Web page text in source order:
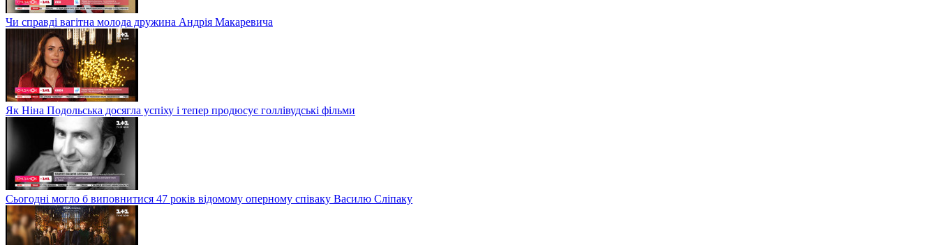
Чи справді вагітна молода дружина Андрія Макаревича
Як Ніна Подольська досягла успіху і тепер продюсує голлівудські фільми
Сьогодні могло б виповнитися 47 років відомому оперному співаку Василю Сліпаку